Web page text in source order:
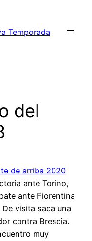
Temporada
del
ante Torino,
ante Fiorentina
visita saca una
contra Brescia.
muy